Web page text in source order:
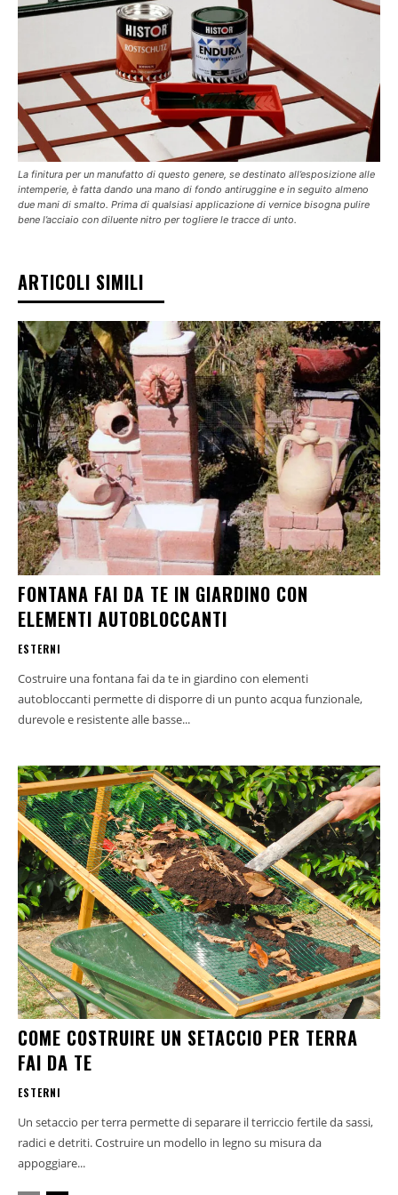
La finitura per un manufatto di questo genere, se destinato all’esposizione alle
intemperie, è fatta dando una mano di fondo antiruggine e in seguito almeno
due mani di smalto. Prima di qualsiasi applicazione di vernice bisogna pulire
bene l’acciaio con diluente nitro per togliere le tracce di unto.
ARTICOLI SIMILI
FONTANA FAI DA TE IN GIARDINO CON
ELEMENTI AUTOBLOCCANTI
ESTERNI
Costruire una fontana fai da te in giardino con elementi
autobloccanti permette di disporre di un punto acqua funzionale,
durevole e resistente alle basse...
COME COSTRUIRE UN SETACCIO PER TERRA
FAI DA TE
ESTERNI
Un setaccio per terra permette di separare il terriccio fertile da sassi,
radici e detriti. Costruire un modello in legno su misura da
appoggiare...